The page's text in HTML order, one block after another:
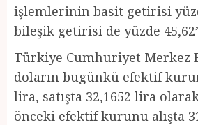
işlemlerinin basit getirisi
bileşik getirisi de yüzde
Türkiye Cumhuriyet Merkez
doların bugünkü efektif
lira, satışta 32,1652 lira olarak
önceki efektif kurunu alışta